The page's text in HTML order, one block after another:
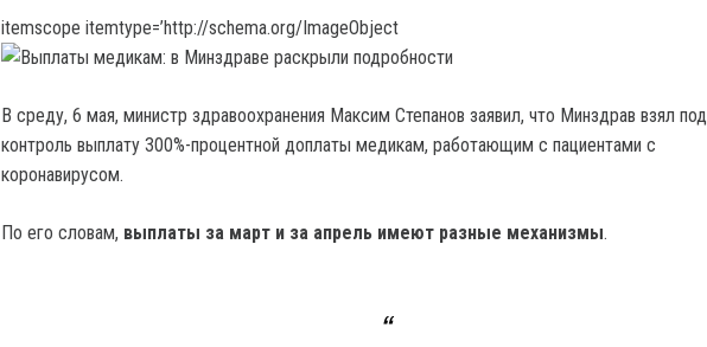
itemscope itemtype=’http://schema.org/ImageObject
В среду, 6 мая, министр здравоохранения Максим Степанов заявил, что Минздрав взял под
контроль выплату 300%-процентной доплаты медикам, работающим с пациентами с
коронавирусом.
По его словам, выплаты за март и за апрель имеют разные механизмы.